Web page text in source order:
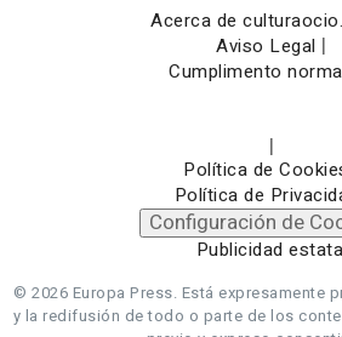
Acerca de
Aviso Legal |
Cumplimento
|
Política de
Política de
Configuración de
Publicidad
© 2026 Europa Press. Está expresamente
y la redifusión de todo o parte de los